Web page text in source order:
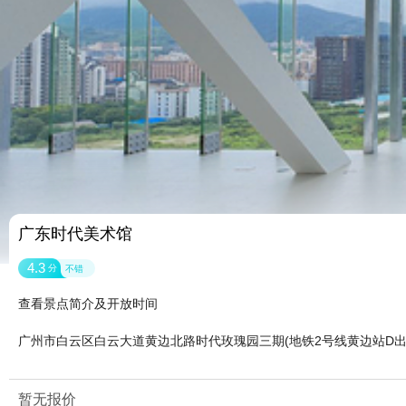
广东时代美术馆
4.3 分 不错
查看景点简介及开放时间
广州市白云区白云大道黄边北路时代玫瑰园三期(地铁2号线黄边站D
暂无报价